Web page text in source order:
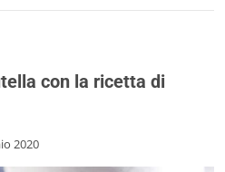
con la ricetta di
2020